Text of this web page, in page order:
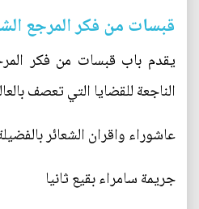
قبسات من فكر المرجع
يقدم باب قبسات من فكر
الناجعة للقضايا التي تعصف
عاشوراء واقران الشعائر
جريمة سامراء بقيع ثانيا